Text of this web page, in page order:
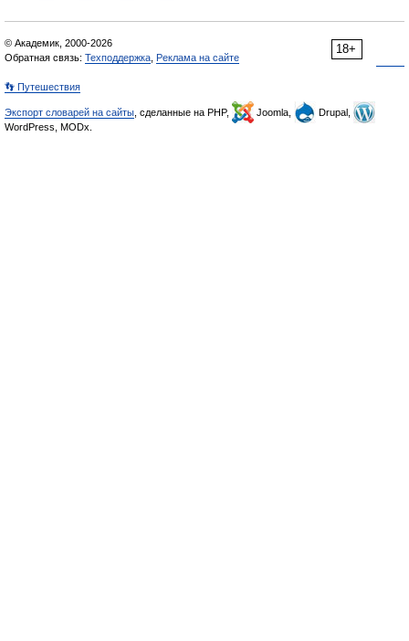
18+
© Академик, 2000-2026
Обратная связь: Техподдержка Реклама на сайте
👣 Путешествия
Экспорт словарей на сайты , сделанные на PHP, Joomla,
Drupal,
WordPress, MODx.